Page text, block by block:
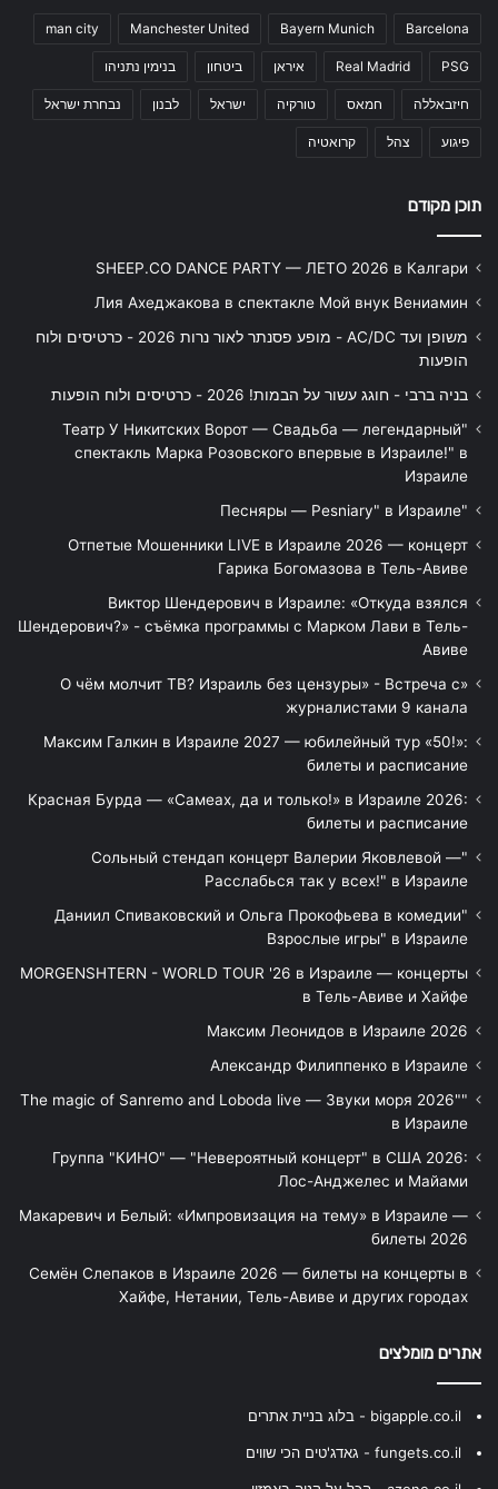
Barcelona
Bayern Munich
Manchester United
man city
PSG
Real Madrid איראן ביטחון בנימין נתניהו
חיזבאללה חמאס טורקיה ישראל לבנון נבחרת ישראל
פיגוע צהל קרואטיה
תוכן מקודם
SHEEP.CO DANCE PARTY — ЛЕТО 2026 в Калгари
Лия Ахеджакова в спектакле Мой внук Вениамин
משופן ועד AC/DC - מופע פסנתר לאור נרות 2026 - כרטיסים ולוח
הופעות
בניה ברבי - חוגג עשור על הבמות! 2026 - כרטיסים ולוח הופעות
"Театр У Никитских Ворот — Свадьба — легендарный
спектакль Марка Розовского впервые в Израиле!" в
Израиле
"Песняры — Pesniary" в Израиле
Отпетые Мошенники LIVE в Израиле 2026 — концерт
Гарика Богомазова в Тель-Авиве
Виктор Шендерович в Израиле: «Откуда взялся
Шендерович?» - съёмка программы с Марком Лави в Тель-
Авиве
«О чём молчит ТВ? Израиль без цензуры» - Встреча с
журналистами 9 канала
Максим Галкин в Израиле 2027 — юбилейный тур «50!»:
билеты и расписание
Красная Бурда — «Самеах, да и только!» в Израиле 2026:
билеты и расписание
"Сольный стендап концерт Валерии Яковлевой —
Расслабься так у всех!" в Израиле
"Даниил Спиваковский и Ольга Прокофьева в комедии
Взрослые игры" в Израиле
MORGENSHTERN - WORLD TOUR '26 в Израиле — концерты
в Тель-Авиве и Хайфе
Максим Леонидов в Израиле 2026
Александр Филиппенко в Израиле
"The magic of Sanremo and Loboda live — Звуки моря 2026"
в Израиле
Группа "КИНО" — "Невероятный концерт" в США 2026:
Лос-Анджелес и Майами
Макаревич и Белый: «Импровизация на тему» в Израиле —
билеты 2026
Семён Слепаков в Израиле 2026 — билеты на концерты в
Хайфе, Нетании, Тель-Авиве и других городах
אתרים מומלצים
bigapple.co.il - בלוג בניית אתרים
fungets.co.il - גאדג'טים הכי שווים